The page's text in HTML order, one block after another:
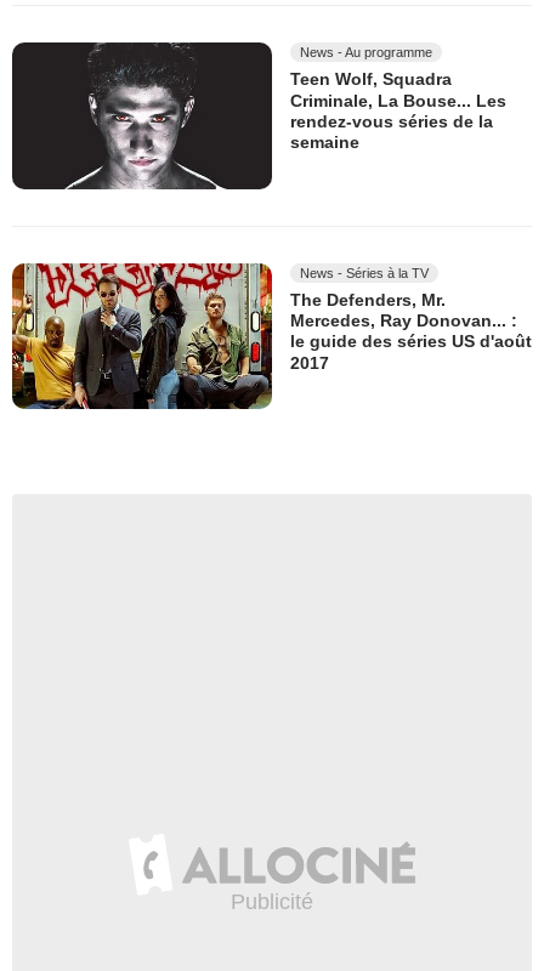
News - Au programme
Teen Wolf, Squadra
Criminale, La Bouse... Les
rendez-vous séries de la
semaine
News - Séries à la TV
The Defenders, Mr.
Mercedes, Ray Donovan... :
le guide des séries US d'août
2017